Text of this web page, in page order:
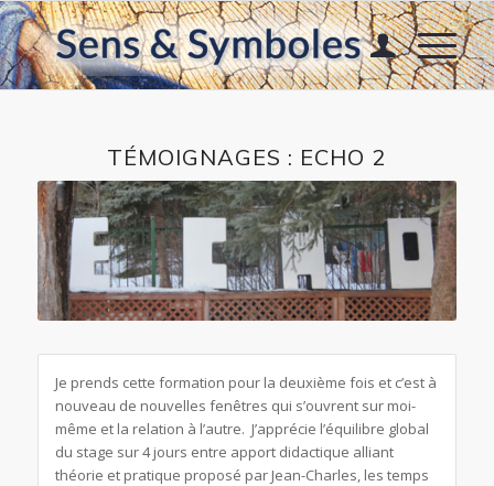
TÉMOIGNAGES : ECHO 2
Je prends cette formation pour la deuxième fois et c’est à
nouveau de nouvelles fenêtres qui s’ouvrent sur moi-
même et la relation à l’autre. J’apprécie l’équilibre global
du stage sur 4 jours entre apport didactique alliant
théorie et pratique proposé par Jean-Charles, les temps